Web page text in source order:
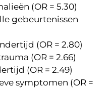
(OR = 5.30)
gebeurtenissen
(OR = 2.80)
(OR = 2.66)
(OR = 2.49)
symptomen (OR =